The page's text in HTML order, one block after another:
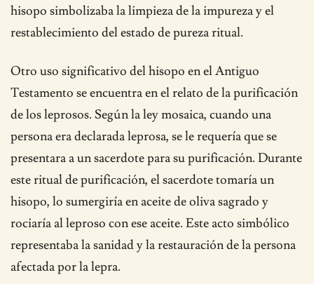
hisopo simbolizaba la limpieza de la impureza y el
restablecimiento del estado de pureza ritual.
Otro uso significativo del hisopo en el Antiguo
Testamento se encuentra en el relato de la purificación
de los leprosos. Según la ley mosaica, cuando una
persona era declarada leprosa, se le requería que se
presentara a un sacerdote para su purificación. Durante
este ritual de purificación, el sacerdote tomaría un
hisopo, lo sumergiría en aceite de oliva sagrado y
rociaría al leproso con ese aceite. Este acto simbólico
representaba la sanidad y la restauración de la persona
afectada por la lepra.